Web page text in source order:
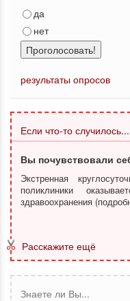
да
нет
Проголосовать!
результаты опросов
Если что-то случилось...
Вы почувствовали
Экстренная
поликлиники
здравоохранения
Расскажите ещё
Знаете ли Вы...